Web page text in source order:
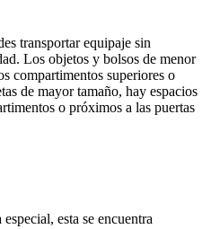
transportar equipaje sin
Los objetos y bolsos de menor
compartimentos superiores o
de mayor tamaño, hay espacios
o próximos a las puertas
esta se encuentra